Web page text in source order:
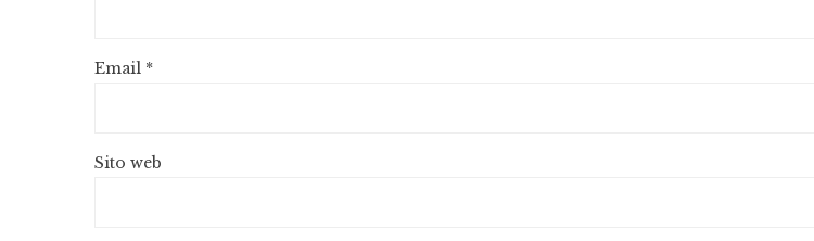
Email *
Sito web